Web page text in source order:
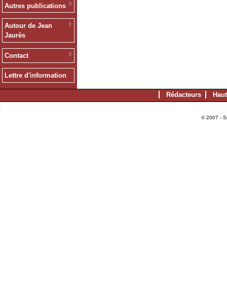
Autres publications
Autour de Jean
Jaurès
Contact
Lettre d'information
Rédacteurs
© 2007 -